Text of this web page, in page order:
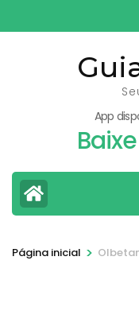
para
App
Página inicial >